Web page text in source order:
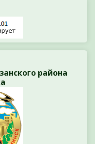
района